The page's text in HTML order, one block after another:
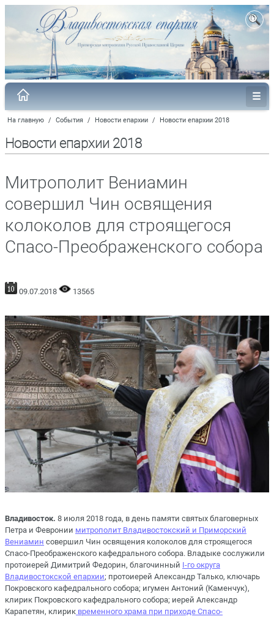
На главную / События / Новости епархии / Новости епархии 2018
Новости епархии 2018
Митрополит Вениамин
совершил Чин освящения
колоколов для строящегося
Спасо-Преображенского собора
09.07.2018 13565
Владивосток. 8 июля 2018 года, в день памяти святых благоверных
Петра и Февронии митрополит Владивостокский и Приморский
Вениамин совершил Чин освящения колоколов для строящегося
Спасо-Преображенского кафедрального собора. Владыке сослужили
протоиерей Димитрий Федорин, благочинный I-го округа
Владивостокской епархии; протоиерей Александр Талько, ключарь
Покровского кафедрального собора; игумен Антоний (Каменчук),
клирик Покровского кафедрального собора; иерей Александр
Карапетян, клирик временного храма при приходе Спасо-